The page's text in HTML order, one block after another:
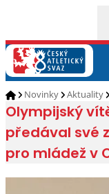
Novinky Aktuality
Olympijský
předával své
pro mládež v